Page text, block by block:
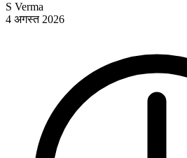
S Verma
4 अगस्त 2026